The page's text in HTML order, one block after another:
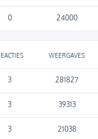
0 24000
WEERGAVES
3 281827
3 39313
3 21038